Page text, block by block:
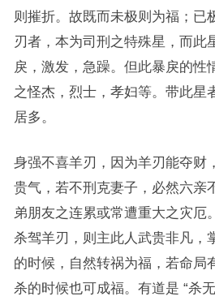
则摧折。故既而未极则为福；已
刃者，本为司刑之特殊星，而此
戾，激发，急躁。但此暴戾的性
之怪杰，烈士，孝妇等。带此星
居多。
身强不喜羊刃，因为羊刃能夺财
贵气，若不刑克妻子，必然六亲
弟朋友之连累或常遭重大之灾厄
杀驾羊刃，则主此人武贵非凡，
的时候，自然转祸为福，若命局
杀的时候也可成福。有道是 “杀